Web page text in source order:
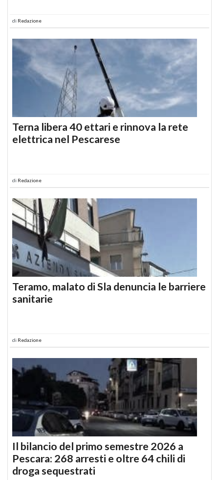
di Redazione
Terna libera 40 ettari e rinnova la rete
elettrica nel Pescarese
di Redazione
Teramo, malato di Sla denuncia le barriere
sanitarie
di Redazione
Il bilancio del primo semestre 2026 a
Pescara: 268 arresti e oltre 64 chili di
droga sequestrati